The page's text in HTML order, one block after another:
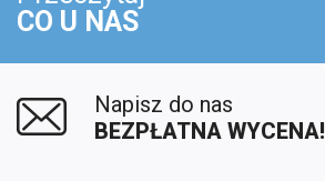
CO U NAS
Napisz do nas
BEZPŁATNA WYCENA!